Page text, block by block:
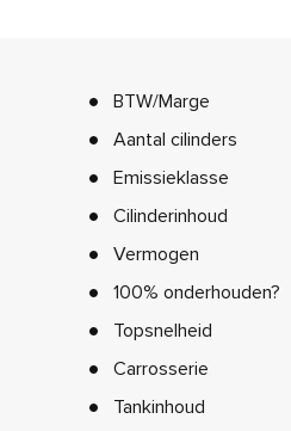
BTW/Marge
Aantal cilinders
Emissieklasse
Cilinderinhoud
Vermogen
100% onderhouden?
Topsnelheid
Carrosserie
Tankinhoud